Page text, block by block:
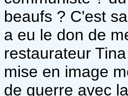
beaufs ? C'est
a eu le don de
restaurateur
mise en image
de guerre avec